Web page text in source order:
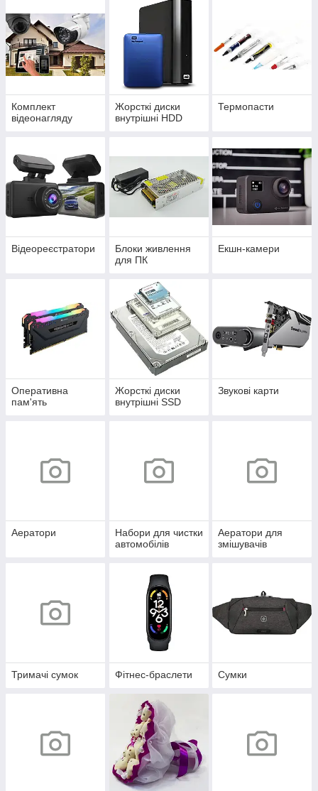
Комплект
відеонагляду
Жорсткі диски
внутрішні HDD
Термопасти
Відеореєстратори
Блоки живлення
для ПК
Екшн-камери
Оперативна
пам'ять
Жорсткі диски
внутрішні SSD
Звукові карти
Аератори
Набори для чистки
автомобілів
Аератори для
змішувачів
Тримачі сумок Фітнес-браслети Сумки